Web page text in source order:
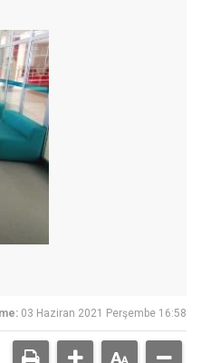
03 Haziran 2021 Perşembe 16:58